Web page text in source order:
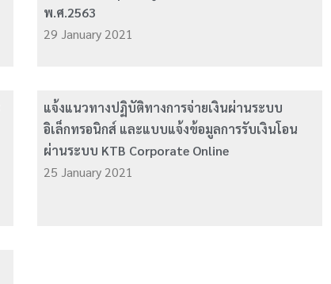
พ.ศ.2563
29 January 2021
แจ้งแนวทางปฏิบัติทางการจ่ายเงินผ่านระบบ
อิเล็กทรอนิกส์ และแบบแจ้งข้อมูลการรับเงินโอน
ผ่านระบบ KTB Corporate Online
25 January 2021